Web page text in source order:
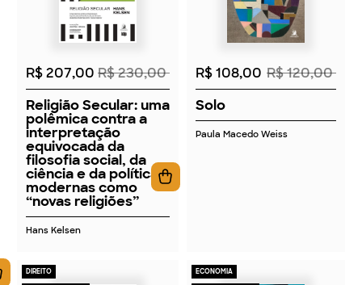
R$ 207,00 R$ 230,00
Religião Secular: uma
polêmica contra a
interpretação
equivocada da
filosofia social, da
ciência e da política
modernas como
“novas religiões”
Hans Kelsen
R$ 108,00 R$ 120,00
Solo
Paula Macedo Weiss
DIREITO ECONOMIA